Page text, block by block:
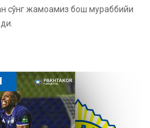
сўнг жамоамиз бош мураббийи